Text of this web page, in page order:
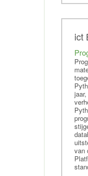
ict
van